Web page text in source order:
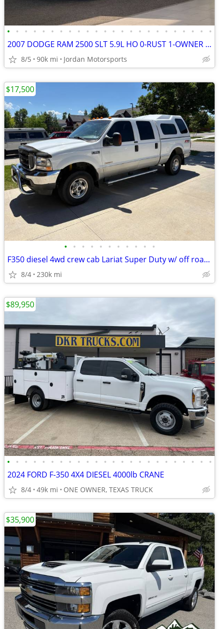
• • • • • • • • • • • • • • • • • • • • • • • •
2007 DODGE RAM 2500 SLT 5.9L HO 0-RUST 1-OWNER 89K 3500 2006 2005 2004
8/5 90k mi Jordan Motorsports
• • • • • • • • • • •
F350 diesel 4wd crew cab Lariat Super Duty w/ off road package
8/4 230k mi
$17,500
• • • • • • • • • • • • • • • • • • • • • • • •
2024 FORD F-350 4X4 DIESEL 4000lb CRANE
8/4 49k mi ONE OWNER, TEXAS TRUCK
$89,950
$35,900